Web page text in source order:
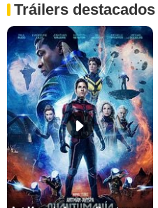
Tráilers destacados